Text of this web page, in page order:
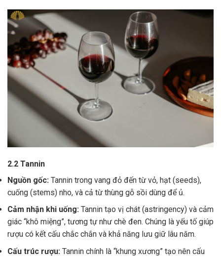
2.2 Tannin
Nguồn gốc: Tannin trong vang đỏ đến từ vỏ, hạt (seeds),
cuống (stems) nho, và cả từ thùng gỗ sồi dùng để ủ.
Cảm nhận khi uống: Tannin tạo vị chát (astringency) và cảm
giác “khô miệng”, tương tự như chè đen. Chúng là yếu tố giúp
rượu có kết cấu chắc chắn và khả năng lưu giữ lâu năm.
Cấu trúc rượu: Tannin chính là “khung xương” tạo nên cấu